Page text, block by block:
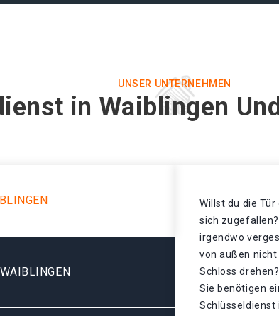
UNSER UNTERNEHMEN
in Waiblingen
Willst du die
sich
irgendwo
von außen
Schloss
Sie benötigen
Schlüsseldienst